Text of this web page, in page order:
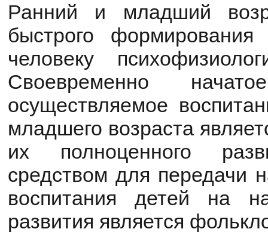
Ранний и младший
быстрого формирования
человеку
Своевременно
осуществляемое
младшего возраста
их полноценного
средством для передачи
воспитания детей на
развития является